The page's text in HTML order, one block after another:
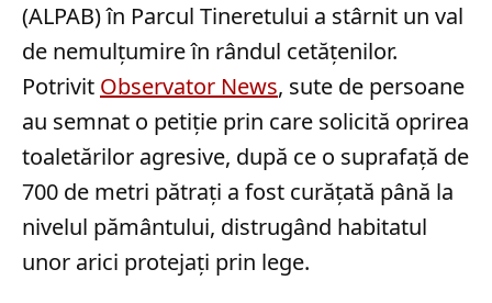
(ALPAB) în Parcul Tineretului a stârnit un val
de nemulțumire în rândul cetățenilor.
Potrivit Observator News, sute de persoane
au semnat o petiție prin care solicită oprirea
toaletărilor agresive, după ce o suprafață de
700 de metri pătrați a fost curățată până la
nivelul pământului, distrugând habitatul
unor arici protejați prin lege.